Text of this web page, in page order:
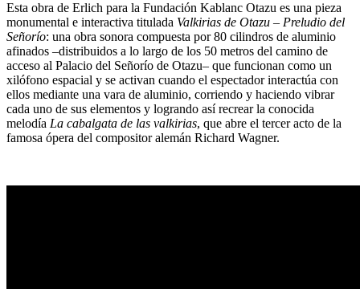
Esta obra de Erlich para la Fundación Kablanc Otazu es una pieza
monumental e interactiva titulada Valkirias de Otazu – Preludio del
Señorío: una obra sonora compuesta por 80 cilindros de aluminio
afinados –distribuidos a lo largo de los 50 metros del camino de
acceso al Palacio del Señorío de Otazu– que funcionan como un
xilófono espacial y se activan cuando el espectador interactúa con
ellos mediante una vara de aluminio, corriendo y haciendo vibrar
cada uno de sus elementos y logrando así recrear la conocida
melodía La cabalgata de las valkirias, que abre el tercer acto de la
famosa ópera del compositor alemán Richard Wagner.